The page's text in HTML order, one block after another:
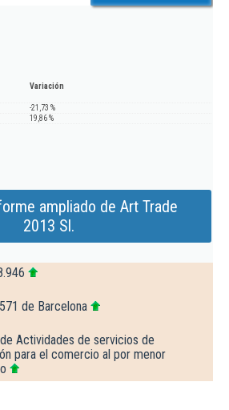
Variación
-21,73 %
19,86 %
ampliado de Art Trade
2013 Sl.
de Barcelona
Actividades de servicios de
para el comercio al por menor